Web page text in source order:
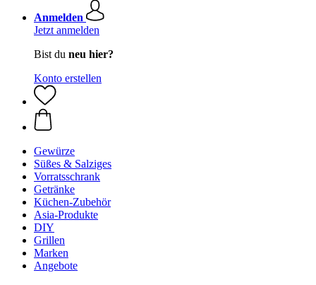
Anmelden
Jetzt anmelden
Bist du neu hier?
Konto erstellen
Gewürze
Süßes & Salziges
Vorratsschrank
Getränke
Küchen-Zubehör
Asia-Produkte
DIY
Grillen
Marken
Angebote